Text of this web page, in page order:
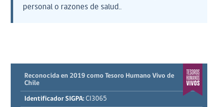
personal o razones de salud..
Reconocida en 2019 como Tesoro Humano Vivo de
Chile
Identificador SIGPA: CI3065